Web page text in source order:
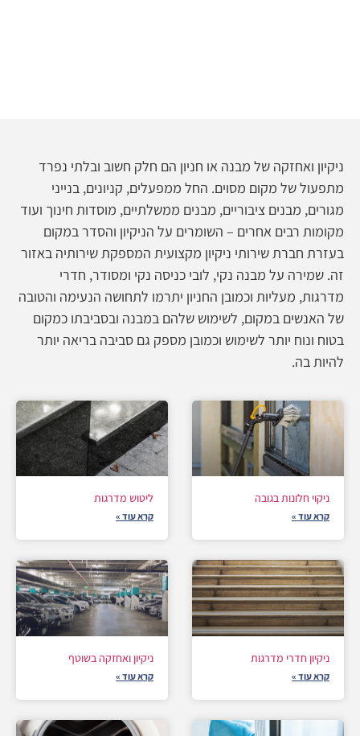
ניקיון ואחזקה של מבנה או חניון הם חלק חשוב ובלתי נפרד
מתפעול של מקום מסוים. החל ממפעלים, קניונים, בנייני
מגורים, מבנים ציבוריים, מבנים ממשלתיים, מוסדות חינוך ועוד
מקומות רבים אחרים – השומרים על הניקיון והסדר במקום
בעזרת חברת שירותי ניקיון מקצועית המספקת שירותיה באזור
זה. שמירה על מבנה נקי, לובי כניסה נקי ומסודר, חדרי
מדרגות, מעליות וכמובן החניון יתרמו לתחושה הנעימה והטובה
של האנשים במקום, לשימוש שלהם במבנה ובסביבתו כמקום
בטוח ונוח יותר לשימוש וכמובן מספק גם סביבה בריאה יותר
להיות בה.
ניקוי חלונות בגובה
קרא עוד »
ליטוש מדרגות
קרא עוד »
ניקיון חדרי מדרגות
קרא עוד »
ניקיון ואחזקה בשוטף
קרא עוד »